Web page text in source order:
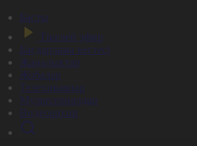
Басты
Тікелей эфир
Бағдарлама кестесі
Жаңалықтар
Жобалар
Телехикаялар
Мультсериалдар
Видеоархив